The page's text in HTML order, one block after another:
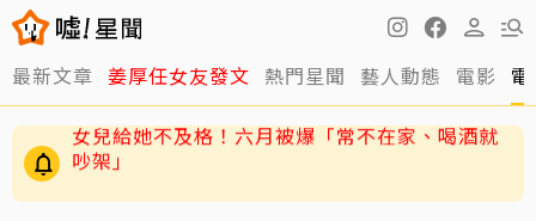
最新文章 姜厚任女友發文 熱門星聞 藝人動態 電影
75歲大咖影后爆戀小38歲攝影同居6年？遭提告
索討2400萬 硬氣反擊絕不給